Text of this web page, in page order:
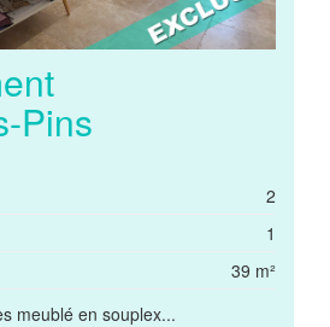
Pins
2
1
39 m²
meublé en souplex...